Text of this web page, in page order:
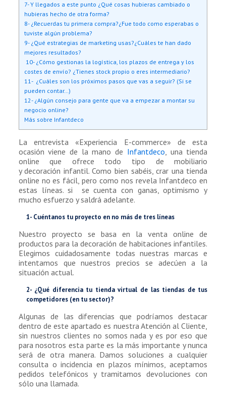
7- Y llegados a este punto ¿Qué cosas hubieras cambiado o
hubieras hecho de otra forma?
8- ¿Recuerdas tu primera compra?¿Fue todo como esperabas o
tuviste algún problema?
9- ¿Qué estrategias de marketing usas?¿Cuáles te han dado
mejores resultados?
10- ¿Cómo gestionas la logística, los plazos de entrega y los
costes de envío? ¿Tienes stock propio o eres intermediario?
11- ¿Cuáles son los próximos pasos que vas a seguir? (Si se
pueden contar…)
12- ¿Algún consejo para gente que va a empezar a montar su
negocio online?
Más sobre Infantdeco
La entrevista «Experiencia E-commerce» de esta
ocasión viene de la mano de Infantdeco, una tienda
online que ofrece todo tipo de mobiliario
y decoración infantil. Como bien sabéis, crar una tienda
online no es fácil, pero como nos revela Infantdeco en
estas líneas. si se cuenta con ganas, optimismo y
mucho esfuerzo y saldrá adelante.
1- Cuéntanos tu proyecto en no más de tres líneas
Nuestro proyecto se basa en la venta online de
productos para la decoración de habitaciones infantiles.
Elegimos cuidadosamente todas nuestras marcas e
intentamos que nuestros precios se adecúen a la
situación actual.
2- ¿Qué diferencia tu tienda virtual de las tiendas de tus
competidores (en tu sector)?
Algunas de las diferencias que podríamos destacar
dentro de este apartado es nuestra Atención al Cliente,
sin nuestros clientes no somos nada y es por eso que
para nosotros esta parte es la más importante y nunca
será de otra manera. Damos soluciones a cualquier
consulta o incidencia en plazos mínimos, aceptamos
pedidos telefónicos y tramitamos devoluciones con
sólo una llamada.